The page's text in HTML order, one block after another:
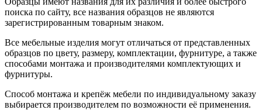
поиска по сайту, все названия образцов не являются
зарегистрированным товарным знаком.
Все мебельные изделия могут отличаться от представленных
образцов по цвету, размеру, комплектации, фурнитуре, а также
способами монтажа и производителями комплектующих и
фурнитуры.
Способ монтажа и крепёж мебели по индивидуальному заказу
выбирается производителем по возможности её применения.